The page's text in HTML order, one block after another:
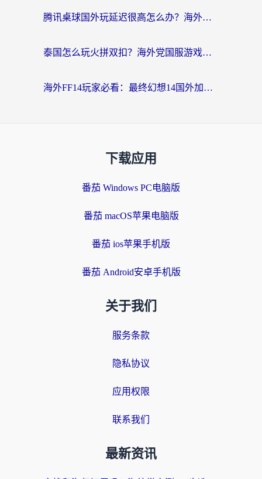
腾讯桌球国外玩延迟很高怎么办？海外党亲测有效的国服游戏加速指南
泰国怎么玩火拼双扣？海外党国服游戏加速终极指南（附暗区突围植物大战僵尸实测）
海外FF14玩家必看：最终幻想14国外加速器下载安装全攻略+卡顿解决秘籍
下载应用
番茄 Windows PC电脑版
番茄 macOS苹果电脑版
番茄 ios苹果手机版
番茄 Android安卓手机版
关于我们
服务条款
隐私协议
应用权限
联系我们
最新资讯